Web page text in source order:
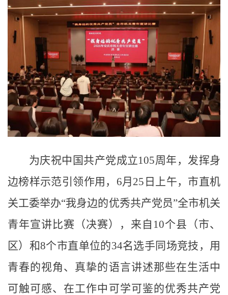
为庆祝中国共产党成立105周年，发挥身
边榜样示范引领作用，6月25日上午，市直机
关工委举办“我身边的优秀共产党员”全市机关
青年宣讲比赛（决赛），来自10个县（市、
区）和8个市直单位的34名选手同场竞技，用
青春的视角、真挚的语言讲述那些在生活中
可触可感、在工作中可学可鉴的优秀共产党